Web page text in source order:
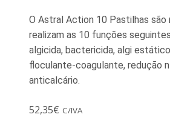
O Astral Action 10 Pastilhas são
realizam as 10 funções
algicida, bactericida, algi
floculante-coagulante, redução
anticalcário.
52,35€ C/IVA